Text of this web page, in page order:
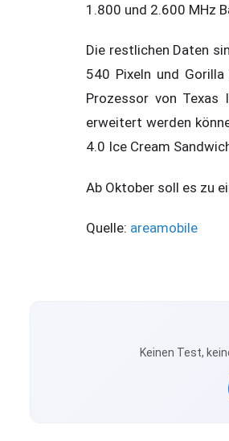
1.800 und 2.600 MHz
Die restlichen Daten
540 Pixeln und
Prozessor von Texas
erweitert werden
4.0 Ice Cream
Ab Oktober soll es zu
Quelle: areamobile
Keinen Test,